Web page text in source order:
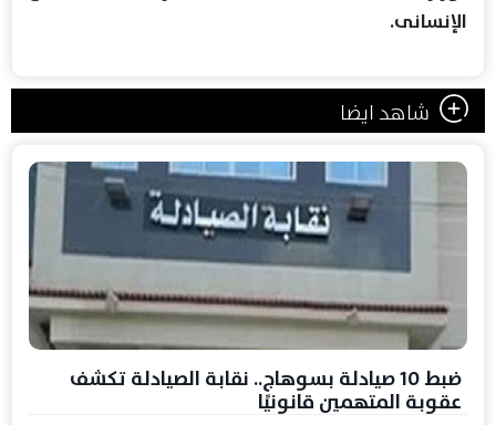
الإنسانى.
شاهد ايضا
ضبط 10 صيادلة بسوهاج.. نقابة الصيادلة تكشف
عقوبة المتهمين قانونيًا